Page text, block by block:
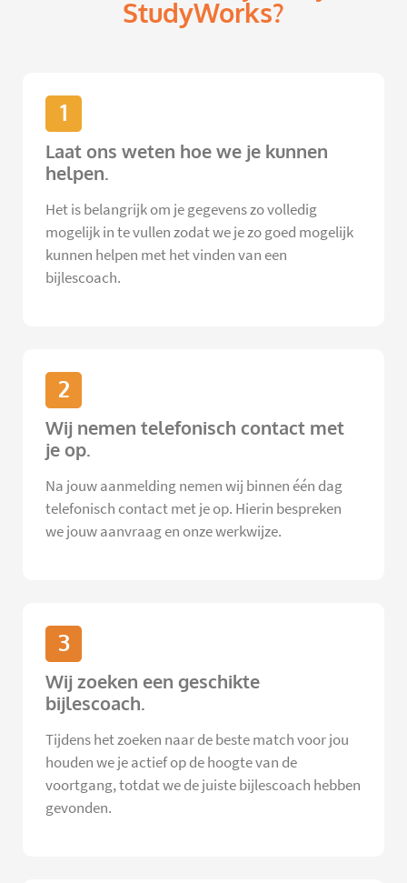
StudyWorks?
1
Laat ons weten hoe we je kunnen
helpen.
Het is belangrijk om je gegevens zo volledig
mogelijk in te vullen zodat we je zo goed mogelijk
kunnen helpen met het vinden van een
bijlescoach.
2
Wij nemen telefonisch contact met
je op.
Na jouw aanmelding nemen wij binnen één dag
telefonisch contact met je op. Hierin bespreken
we jouw aanvraag en onze werkwijze.
3
Wij zoeken een geschikte
bijlescoach.
Tijdens het zoeken naar de beste match voor jou
houden we je actief op de hoogte van de
voortgang, totdat we de juiste bijlescoach hebben
gevonden.